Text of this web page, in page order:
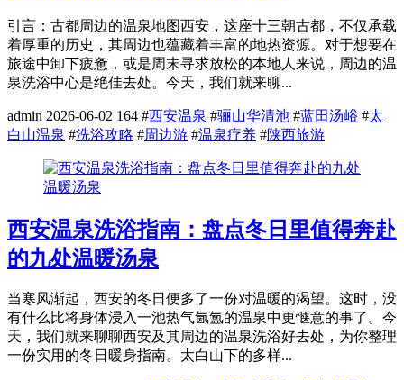
引言：古都周边的温泉地图西安，这座十三朝古都，不仅承载
着厚重的历史，其周边也蕴藏着丰富的地热资源。对于想要在
旅途中卸下疲惫，或是周末寻求放松的本地人来说，周边的温
泉洗浴中心是绝佳去处。今天，我们就来聊...
admin 2026-06-02 164 #西安温泉 #骊山华清池 #蓝田汤峪 #太
白山温泉 #洗浴攻略 #周边游 #温泉疗养 #陕西旅游
西安温泉洗浴指南：盘点冬日里值得奔赴
的九处温暖汤泉
当寒风渐起，西安的冬日便多了一份对温暖的渴望。这时，没
有什么比将身体浸入一池热气氤氲的温泉中更惬意的事了。今
天，我们就来聊聊西安及其周边的温泉洗浴好去处，为你整理
一份实用的冬日暖身指南。太白山下的多样...